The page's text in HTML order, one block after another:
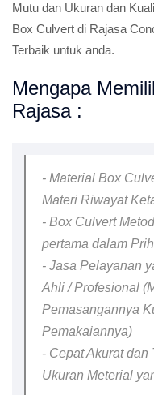
Mutu dan Ukuran dan
Box Culvert di Rajasa
Terbaik untuk anda.
Mengapa
Rajasa :
- Material Box
Materi Riwayat
- Box Culvert
pertama dalam
- Jasa Pelayanan
Ahli / Profesional
Pemasangannya
Pemakaiannya)
- Cepat Akurat
Ukuran Meterial